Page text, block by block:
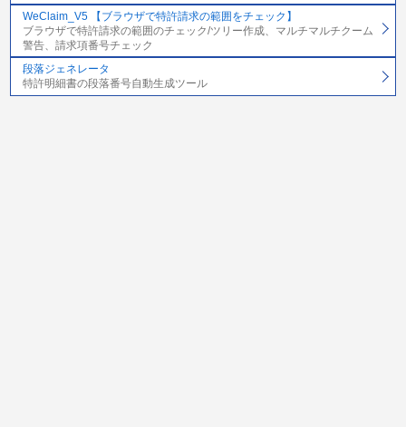
WeClaim_V5 【ブラウザで特許請求の範囲をチェック】
ブラウザで特許請求の範囲のチェック/ツリー作成、マルチマルチクーム
警告、請求項番号チェック
段落ジェネレータ
特許明細書の段落番号自動生成ツール